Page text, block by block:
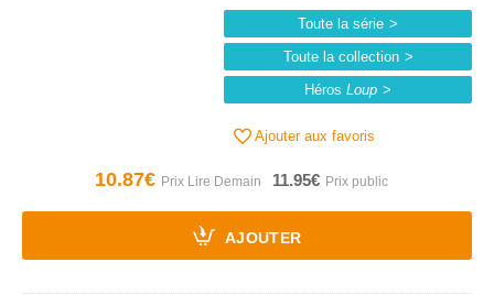
Toute la série
Toute la collection
HérosLoup
Ajouter aux favoris
10.87€ 11.95€
AJOUTER